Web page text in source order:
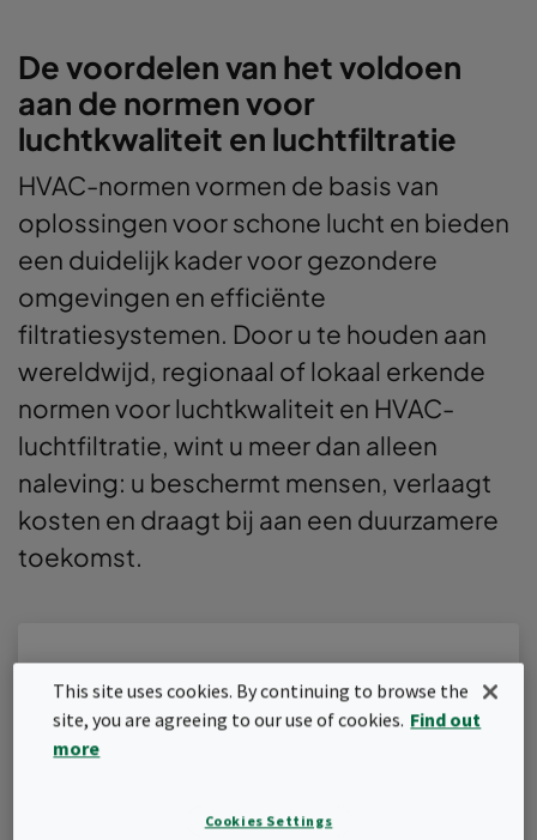
De voordelen van het voldoen
aan de normen voor
luchtkwaliteit en luchtfiltratie
HVAC-normen vormen de basis van
oplossingen voor schone lucht en bieden
een duidelijk kader voor gezondere
omgevingen en efficiënte
filtratiesystemen. Door u te houden aan
wereldwijd, regionaal of lokaal erkende
normen voor luchtkwaliteit en HVAC-
luchtfiltratie, wint u meer dan alleen
naleving: u beschermt mensen, verlaagt
kosten en draagt bij aan een duurzamere
toekomst.
This site uses cookies. By continuing to browse the
site, you are agreeing to our use of cookies. Find out
more
Cookies Settings